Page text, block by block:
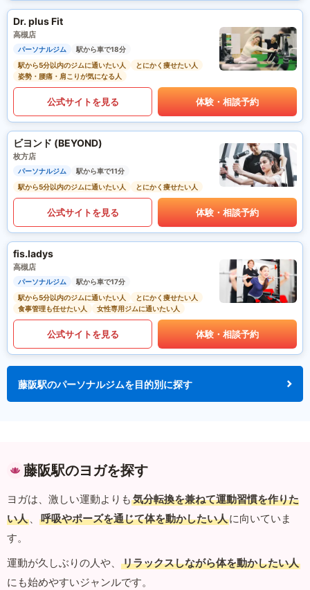
Dr. plus Fit
高槻店
パーソナルジム
駅から車で18分
駅から5分以内のジムに通いたい人
とにかく痩せたい人
姿勢・腰痛・肩こりが気になる人
公式サイトを見る 体験・相談予約
ビヨンド (BEYOND)
枚方店
パーソナルジム
駅から車で11分
駅から5分以内のジムに通いたい人
とにかく痩せたい人
公式サイトを見る 体験・相談予約
fis.ladys
高槻店
パーソナルジム
駅から車で17分
駅から5分以内のジムに通いたい人
とにかく痩せたい人
食事管理も任せたい人
女性専用ジムに通いたい人
公式サイトを見る 体験・相談予約
藤阪駅のパーソナルジムを目的別に探す
藤阪駅のヨガを探す
ヨガは、激しい運動よりも 気分転換を兼ねて運動習慣を作りた
い人 、 呼吸やポーズを通じて体を動かしたい人に向いていま
す。
運動が久しぶりの人や、
リラックスしながら体を動かしたい人
にも始めやすいジャンルです。